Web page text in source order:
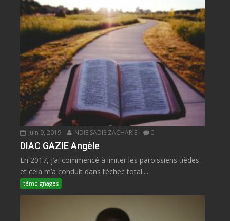
Juin 9, 2019 NDIE SADIE ZACHARIE 0
DIAC GAZIE Angèle
En 2017, j’ai commencé à imiter les paroissiens tièdes
et cela m’a conduit dans l’échec total....
témoignages